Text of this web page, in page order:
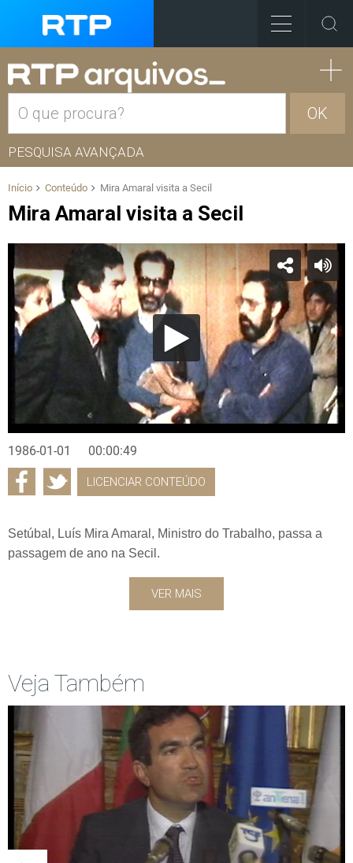
OK
PESQUISA AVANÇADA
Início Conteúdo Mira Amaral visita a Secil
Mira Amaral visita a Secil
1986-01-01 00:00:49
LICENCIAR CONTEÚDO
Setúbal, Luís Mira Amaral, Ministro do Trabalho, passa a
passagem de ano na Secil.
VER MAIS
Veja Também